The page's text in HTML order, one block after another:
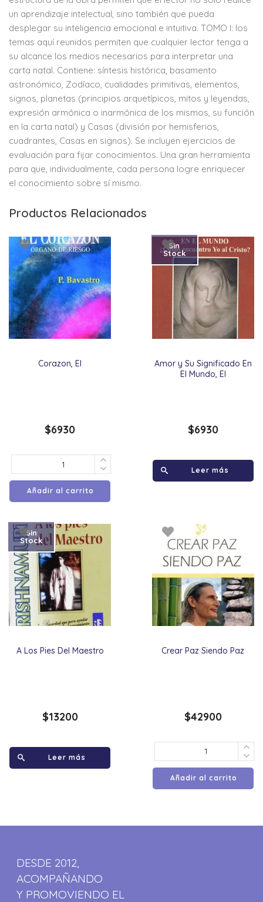
un aprendizaje intelectual, sino también que pueda
desplegar su inteligencia emocional e intuitiva. TOMO I: los
temas aquí reunidos permiten que cualquier lector tenga a
su alcance los medios necesarios para interpretar una
carta natal. Contiene: síntesis histórica, basamento
astronómico, Zodíaco, cualidades primitivas, elementos,
signos, planetas (principios arquetípicos, mitos y leyendas,
expresión armónica o inarmónica de los mismos, su función
en la carta natal) y Casas (división por hemisferios,
cuadrantes, Casas en signos). Se incluyen ejercicios de
evaluación para fijar conocimientos. Una gran herramienta
para que, individualmente, cada persona logre enriquecer
el conocimiento sobre sí mismo.
Productos Relacionados
Corazon, El
$6930
Añadir al carrito
Amor y Su Significado En
El Mundo, El
Sin
Stock
$6930
Leer más
A Los Pies Del Maestro
Sin
Stock
$13200
Leer más
Crear Paz Siendo Paz
$42900
Añadir al carrito
DESDE 2012,
ACOMPAÑANDO
Y PROMOVIENDO EL